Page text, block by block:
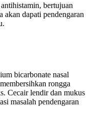
bertujuan
akan dapati pendengaran
bicarbonate nasal
rongga
Cecair lendir dan mukus
masalah pendengaran